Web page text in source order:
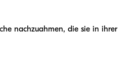
nachzuahmen, die sie in ihrer